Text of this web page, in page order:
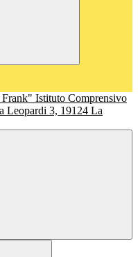
Istituto Comprensivo
Leopardi 3, 19124 La